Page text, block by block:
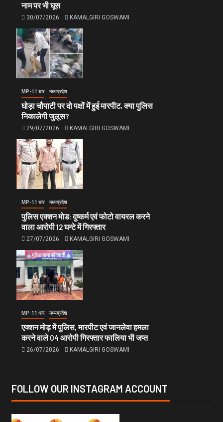
नाम पर भी घूस
30/07/2026 KAMALGIRI GOSWAMI
MP-11 धार मध्यप्रदेश
घोड़ा चौपाटी पर दो पक्षों में हुई मारपीट, क्या पुलिस
निकालेगी जुलूस?
29/07/2026 KAMALGIRI GOSWAMI
MP-11 धार मध्यप्रदेश
पुलिस एक्शन मोड: दुष्कर्म एवं फोटो वायरल करने
वाला आरोपी 12 घन्टे में गिरफ्तार
27/07/2026 KAMALGIRI GOSWAMI
MP-11 धार मध्यप्रदेश
एक्शन मोड़ में पुलिस, मारपीट एवं जानलेवा हमला
करने वाले 04 आरोपी गिरफ्तार फालिया भी जप्त
26/07/2026 KAMALGIRI GOSWAMI
FOLLOW OUR INSTAGRAM ACCOUNT